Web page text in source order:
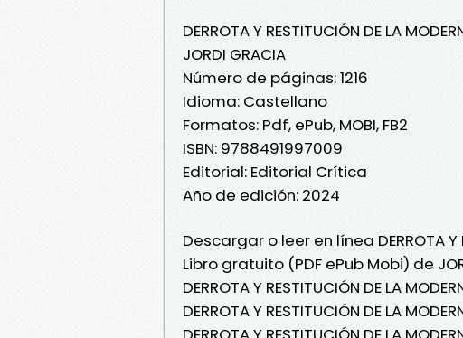
DERROTA Y RESTITUCIÓN DE LA
JORDI GRACIA
Número de páginas: 1216
Idioma: Castellano
Formatos: Pdf, ePub, MOBI, FB2
ISBN: 9788491997009
Editorial: Editorial Crítica
Año de edición: 2024
Descargar o leer en línea DERROTA Y
Libro gratuito (PDF ePub Mobi) de
DERROTA Y RESTITUCIÓN DE LA
DERROTA Y RESTITUCIÓN DE LA